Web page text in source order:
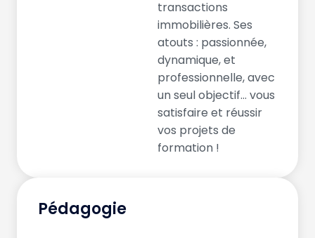
transactions
immobilières. Ses
atouts : passionnée,
dynamique, et
professionnelle, avec
un seul objectif… vous
satisfaire et réussir
vos projets de
formation !
Pédagogie